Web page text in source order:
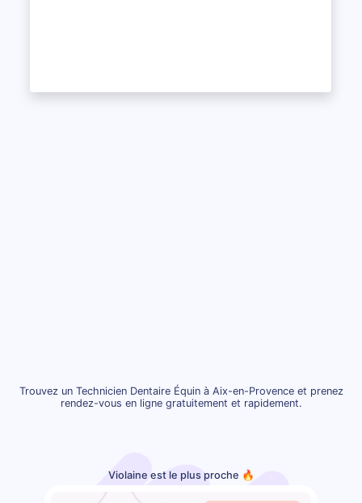
Trouvez un Technicien Dentaire Équin à Aix-en-Provence et prenez
rendez-vous en ligne gratuitement et rapidement.
Violaine est le plus proche 🔥